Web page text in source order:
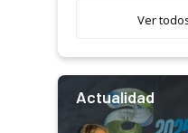
Ver
Actualidad